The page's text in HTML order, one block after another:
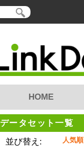
HOME
データセット一覧
並び替え: 人気順